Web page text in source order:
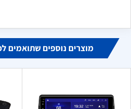
מוצרים נוספים שתואמים